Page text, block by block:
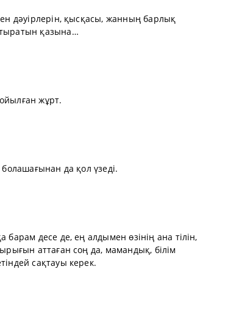
дәуірлерін, қысқасы, жанның барлық
қазына…
жұрт.
да қол үзеді.
десе де, ең алдымен өзінің ана тілін,
аттаған соң да, мамандық, білім
сақтауы керек.